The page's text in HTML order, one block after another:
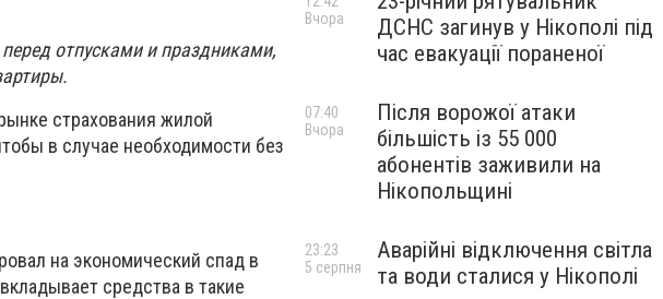
отпусками и праздниками,
страхования жилой
в случае необходимости без
на экономический спад в
средства в такие
ДСНС загинув у Нікополі під
час евакуації пораненої
Вчора
Після ворожої атаки
більшість із 55 000
абонентів заживили на
Нікопольщині
07:40
Вчора
Аварійні відключення світла
та води сталися у Нікополі
23:23
5 серпня